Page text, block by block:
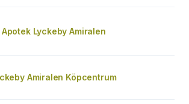
Lyckeby Amiralen
Amiralen Köpcentrum